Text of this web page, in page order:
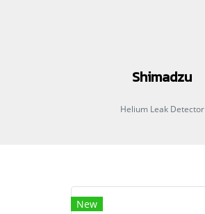
Shimadzu
Helium Leak Detector
New